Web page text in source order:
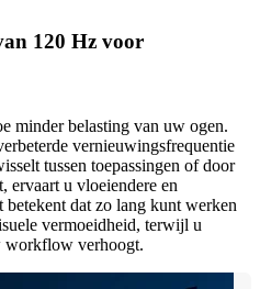
120 Hz voor
minder belasting van uw ogen.
vernieuwingsfrequentie
tussen toepassingen of door
ervaart u vloeiendere en
dat zo lang kunt werken
vermoeidheid, terwijl u
workflow verhoogt.